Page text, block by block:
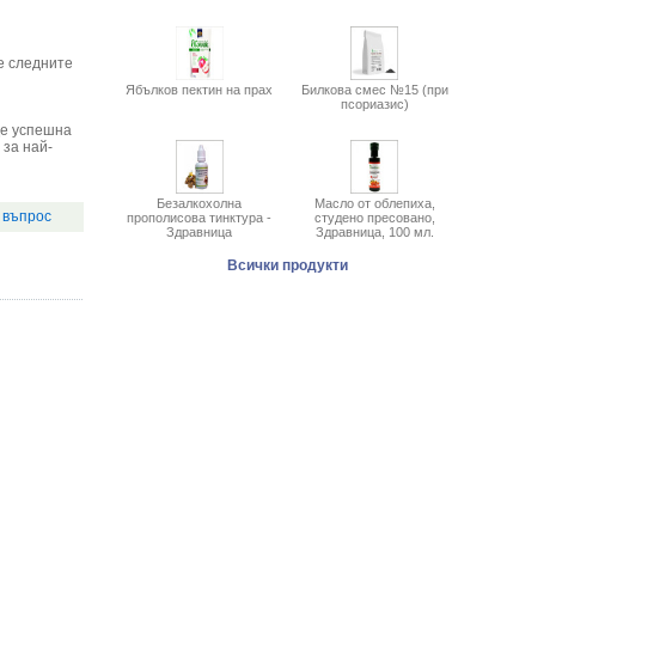
следните
успешна
за най-
Ябълков пектин на прах
Билкова смес №15 (при
псориазис)
Безалкохолна
прополисова тинктура -
Здравница
Масло от облепиха,
студено пресовано,
Здравница, 100 мл.
Всички продукти